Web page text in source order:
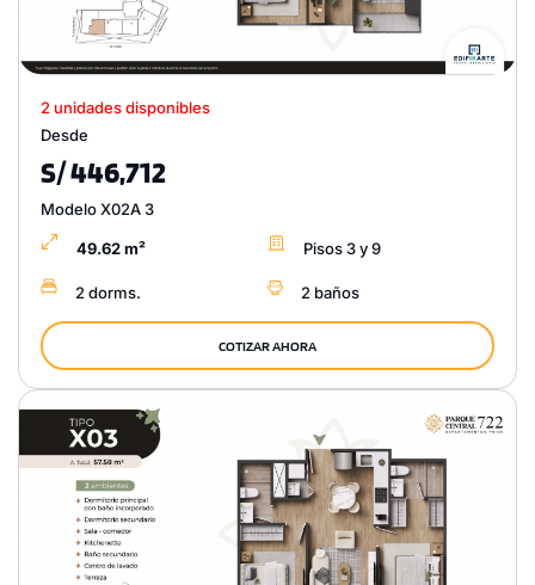
2 unidades disponibles
Desde
S/ 446,712
Modelo X02A 3
49.62 m² Pisos 3 y 9
2 dorms. 2 baños
COTIZAR AHORA